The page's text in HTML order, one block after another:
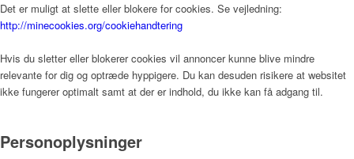
Nyheder
Ledige stillinger
Det er muligt at slette eller blokere for cookies. Se vejledning:
http://minecookies.org/cookiehandtering
Hvis du sletter eller blokerer cookies vil annoncer kunne blive mindre
relevante for dig og optræde hyppigere. Du kan desuden risikere at websitet
ikke fungerer optimalt samt at der er indhold, du ikke kan få adgang til.
Personoplysninger